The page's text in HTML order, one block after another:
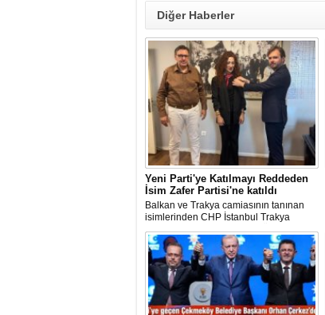
Diğer Haberler
Yeni Parti'ye Katılmayı Reddeden
İsim Zafer Partisi'ne katıldı
Balkan ve Trakya camiasının tanınan
isimlerinden CHP İstanbul Trakya
Rumeli Balkan Komisyonu Üyesi Semra
Eyüpoğlu'nun Zafer Partisi'ne katılması
heyecana sahne oldu.